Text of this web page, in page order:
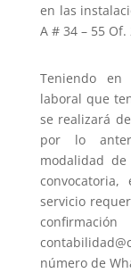
en las
A # 34 – 55 Of.
Teniendo en
laboral que
se realizará
por lo
modalidad
servicio
número de